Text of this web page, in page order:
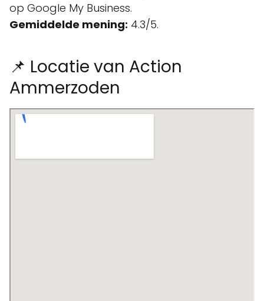
op Google My Business.
Gemiddelde mening: 4.3/5.
📌 Locatie van Action
Ammerzoden